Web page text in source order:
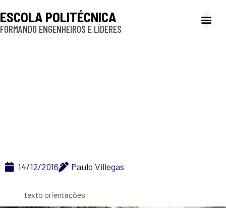
ESCOLA POLITÉCNICA
FORMANDO ENGENHEIROS E LÍDERES
14/12/2016 Paulo Villegas
texto orientações